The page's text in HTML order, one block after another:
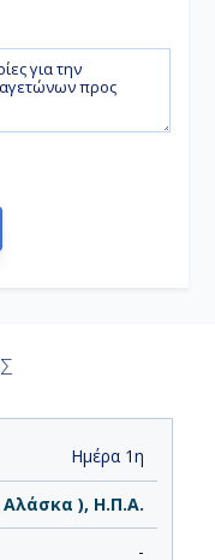
ΑΝΑΧΩΡΗΣΗ
Ημέρα 1η
Αλάσκα ), Η.Π.Α.
-